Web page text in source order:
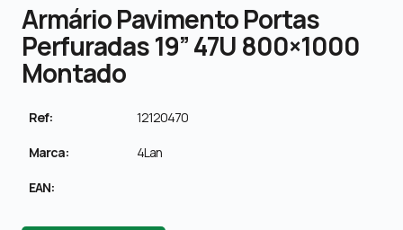
Armário Pavimento Portas
Perfuradas 19” 47U 800×1000
Montado
Ref: 12120470
Marca: 4Lan
EAN: